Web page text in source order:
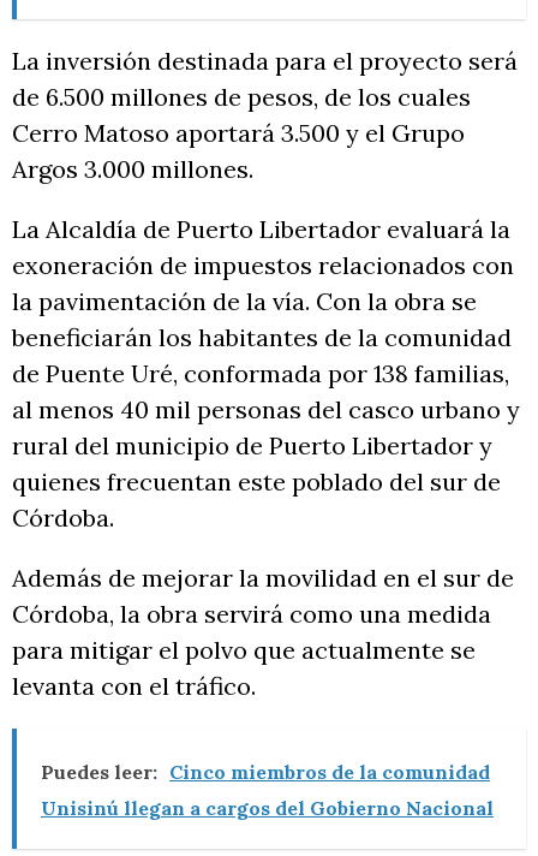
La inversión destinada para el proyecto será
de 6.500 millones de pesos, de los cuales
Cerro Matoso aportará 3.500 y el Grupo
Argos 3.000 millones.
La Alcaldía de Puerto Libertador evaluará la
exoneración de impuestos relacionados con
la pavimentación de la vía. Con la obra se
beneficiarán los habitantes de la comunidad
de Puente Uré, conformada por 138 familias,
al menos 40 mil personas del casco urbano y
rural del municipio de Puerto Libertador y
quienes frecuentan este poblado del sur de
Córdoba.
Además de mejorar la movilidad en el sur de
Córdoba, la obra servirá como una medida
para mitigar el polvo que actualmente se
levanta con el tráfico.
Puedes leer: Cinco miembros de la comunidad
Unisinú llegan a cargos del Gobierno Nacional